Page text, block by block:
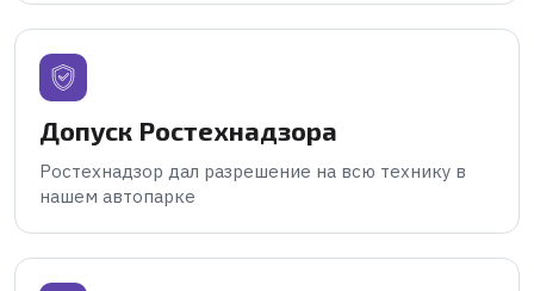
Допуск Ростехнадзора
Ростехнадзор дал разрешение на всю технику в
нашем автопарке